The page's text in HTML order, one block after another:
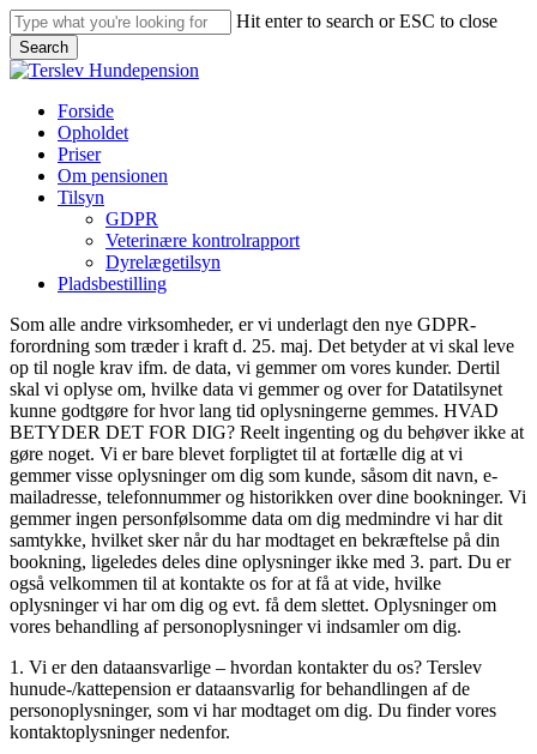
Skip
to
main
content
Hit enter to search or ESC to close
Search
Close
Menu
Forside
Opholdet
Priser
Om pensionen
Tilsyn
GDPR
Veterinære kontrolrapport
Dyrelægetilsyn
Pladsbestilling
Som alle andre virksomheder, er vi underlagt den nye GDPR-
forordning som træder i kraft d. 25. maj. Det betyder at vi skal leve
op til nogle krav ifm. de data, vi gemmer om vores kunder. Dertil
skal vi oplyse om, hvilke data vi gemmer og over for Datatilsynet
kunne godtgøre for hvor lang tid oplysningerne gemmes. HVAD
BETYDER DET FOR DIG? Reelt ingenting og du behøver ikke at
gøre noget. Vi er bare blevet forpligtet til at fortælle dig at vi
gemmer visse oplysninger om dig som kunde, såsom dit navn, e-
mailadresse, telefonnummer og historikken over dine bookninger. Vi
gemmer ingen personfølsomme data om dig medmindre vi har dit
samtykke, hvilket sker når du har modtaget en bekræftelse på din
bookning, ligeledes deles dine oplysninger ikke med 3. part. Du er
også velkommen til at kontakte os for at få at vide, hvilke
oplysninger vi har om dig og evt. få dem slettet. Oplysninger om
vores behandling af personoplysninger vi indsamler om dig.
1. Vi er den dataansvarlige – hvordan kontakter du os? Terslev
hunude-/kattepension er dataansvarlig for behandlingen af de
personoplysninger, som vi har modtaget om dig. Du finder vores
kontaktoplysninger nedenfor.